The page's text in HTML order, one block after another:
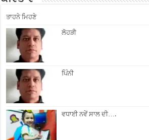
ਤਾਹਨੇ ਮਿਹਣੇ
ਲੋਹੜੀ
ਪਿੰਨੀ
ਵਧਾਈ ਨਵੇਂ ਸਾਲ ਦੀ….